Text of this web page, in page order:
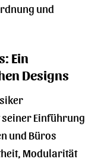
und
Ein
Designs
Einführung
und Büros
Modularität